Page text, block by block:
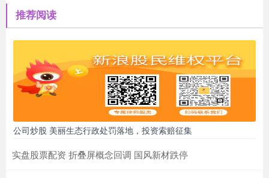
推荐阅读
公司炒股 美丽生态行政处罚落地，投资索赔征集
实盘股票配资 折叠屏概念回调 国风新材跌停